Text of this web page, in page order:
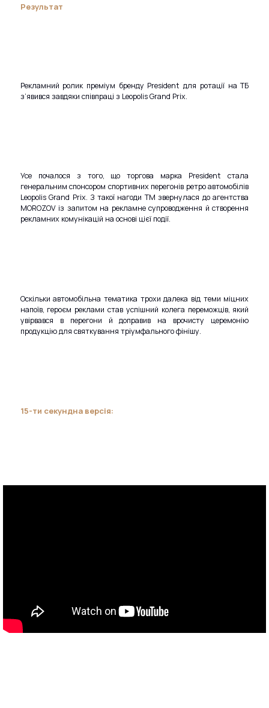
Результат
Рекламний ролик преміум бренду President для ротації на ТБ
з’явився завдяки співпраці з Leopolis Grand Prix.
Усе почалося з того, що торгова марка President стала
генеральним спонсором спортивних перегонів ретро автомобілів
Leopolis Grand Prix. З такої нагоди ТМ звернулася до агентства
MOROZOV із запитом на рекламне супроводження й створення
рекламних комунікацій на основі цієї події.
Оскільки автомобільна тематика трохи далека від теми міцних
напоїв, героєм реклами став успішний колега переможців, який
увірвався в перегони й доправив на врочисту церемонію
продукцію для святкування тріумфального фінішу.
15-ти секундна версія: